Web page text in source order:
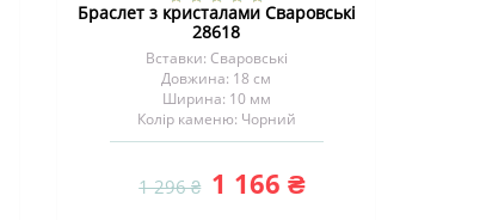
Браслет з кристалами Сваровські
28618
Вставки: Сваровські
Довжина: 18 см
Ширина: 10 мм
Колір каменю: Чорний
1 296 ₴ 1 166 ₴